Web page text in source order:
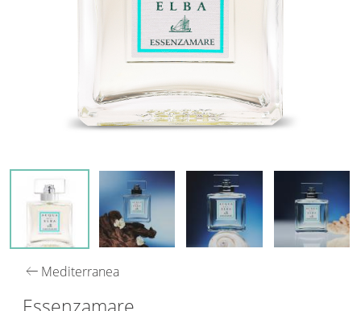
arrow_left_alt Mediterranea